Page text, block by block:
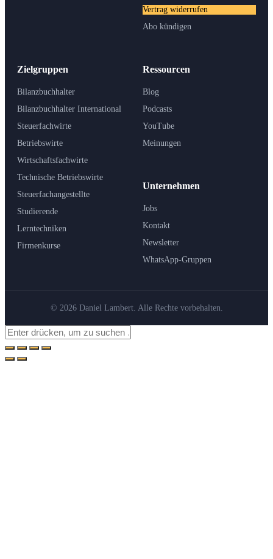
Zielgruppen
Bilanzbuchhalter
Bilanzbuchhalter International
Steuerfachwirte
Betriebswirte
Wirtschaftsfachwirte
Technische Betriebswirte
Steuerfachangestellte
Studierende
Lerntechniken
Firmenkurse
Ressourcen
Blog
Podcasts
YouTube
Meinungen
Unternehmen
Jobs
Kontakt
Newsletter
WhatsApp-Gruppen
Vertrag widerrufen
Abo kündigen
© 2026 Daniel Lambert. Alle Rechte vorbehalten.